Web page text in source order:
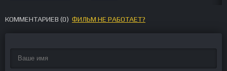
КОММЕНТАРИЕВ (0) ФИЛЬМ НЕ РАБОТАЕТ?